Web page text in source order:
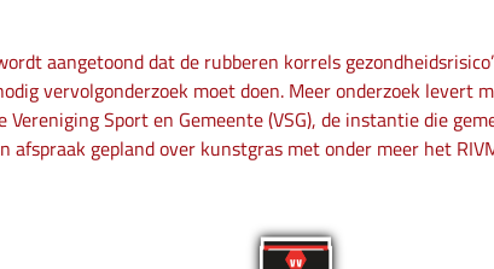
aangetoond dat de rubberen korrels
vervolgonderzoek moet doen. Meer onderzoek levert
Vereniging Sport en Gemeente (VSG), de instantie die
afspraak gepland over kunstgras met onder meer het